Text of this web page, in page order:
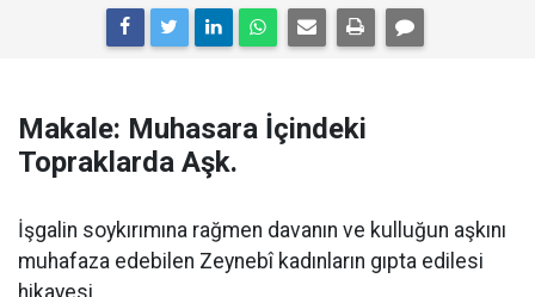
Makale: Muhasara İçindeki
Topraklarda Aşk.
İşgalin soykırımına rağmen davanın ve kulluğun aşkını
muhafaza edebilen Zeynebî kadınların gıpta edilesi
hikayesi...